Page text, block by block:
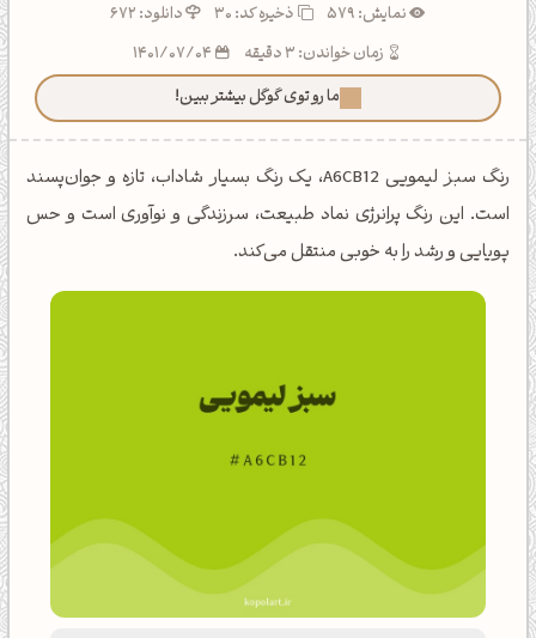
نمایش: 579 ذخیره کد:30
دانلود: 672
زمان خواندن: 3 دقیقه
ما رو توی گوگل بیشتر ببین!
رنگ سبز لیمویی A6CB12، یک رنگ بسیار شاداب، تازه و جوان‌پسند
است. این رنگ پرانرژی نماد طبیعت، سرزندگی و نوآوری است و حس
پویایی و رشد را به خوبی منتقل می‌کند.